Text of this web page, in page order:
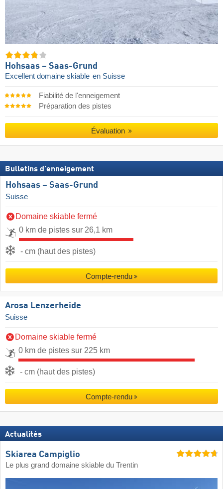
Hohsaas – Saas-Grund
Excellent domaine skiable en Suisse
Fiabilité de l'enneigement
Préparation des pistes
Évaluation
Bulletins d'enneigement
Hohsaas – Saas-Grund
Suisse
Domaine skiable fermé
0 km de pistes sur 26,1 km
- cm (haut des pistes)
Compte-rendu
Arosa Lenzerheide
Suisse
Domaine skiable fermé
0 km de pistes sur 225 km
- cm (haut des pistes)
Compte-rendu
Actualités
Skiarea Campiglio
Le plus grand domaine skiable du Trentin